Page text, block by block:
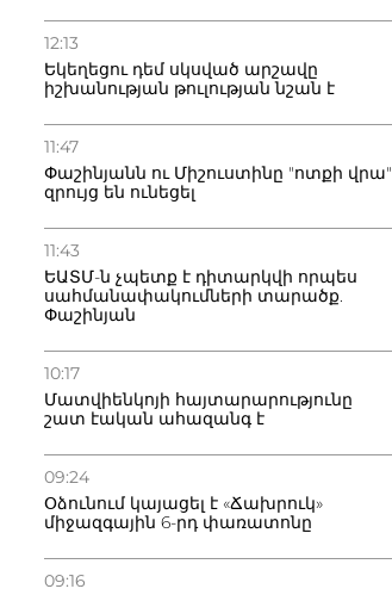
12:13
Եկեղեցու դեմ սկսված արշավը
իշխանության թուլության նշան է
11:47
Փաշինյանն ու Միշուստինը "ոտքի վրա"
զրույց են ունեցել
11:43
ԵԱՏՄ-ն չպետք է դիտարկվի որպես
սահմանափակումների տարածք.
Փաշինյան
10:17
Մատվիենկոյի հայտարարությունը
շատ էական ահազանգ է
09:24
Օձունում կայացել է «Ճախրուկ»
միջազգային 6-րդ փառատոնը
09:16